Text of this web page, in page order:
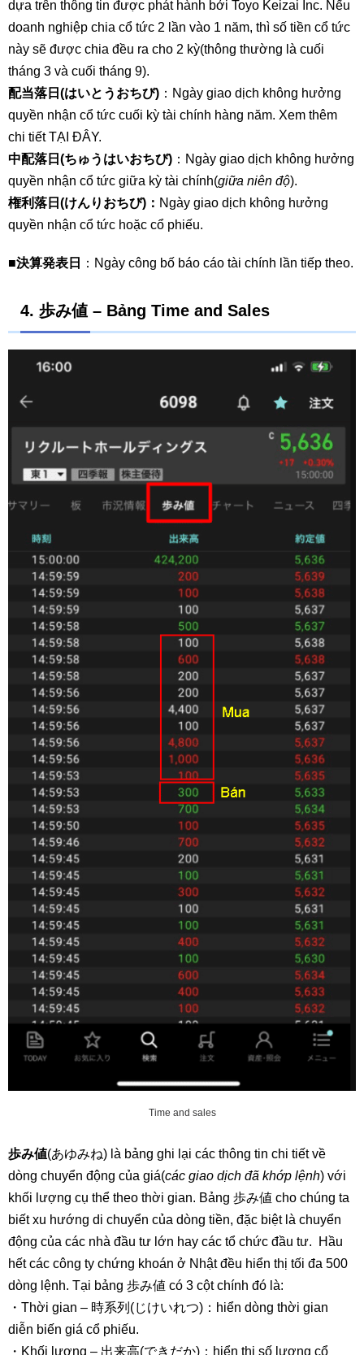
dựa trên thông tin được phát hành bởi Toyo Keizai Inc. Nếu
doanh nghiệp chia cổ tức 2 lần vào 1 năm, thì số tiền cổ tức
này sẽ được chia đều ra cho 2 kỳ(thông thường là cuối
tháng 3 và cuối tháng 9).
配当落日(はいとうおちび) ：Ngày giao dịch không hưởng
quyền nhận cổ tức cuối kỳ tài chính hàng năm. Xem thêm
chi tiết TẠI ĐÂY.
中配落日(ちゅうはいおちび) ：Ngày giao dịch không hưởng
quyền nhận cổ tức giữa kỳ tài chính(giữa niên độ).
権利落日(けんりおちび)： Ngày giao dịch không hưởng
quyền nhận cổ tức hoặc cổ phiếu.
■決算発表日 ：Ngày công bố báo cáo tài chính lần tiếp theo.
4. 歩み値 – Bảng Time and Sales
Time and sales
歩み値(あゆみね) là bảng ghi lại các thông tin chi tiết về
dòng chuyển động của giá(các giao dịch đã khớp lệnh) với
khối lượng cụ thể theo thời gian. Bảng 歩み値 cho chúng ta
biết xu hướng di chuyển của dòng tiền, đặc biệt là chuyển
động của các nhà đầu tư lớn hay các tổ chức đầu tư. Hầu
hết các công ty chứng khoán ở Nhật đều hiển thị tối đa 500
dòng lệnh. Tại bảng 歩み値 có 3 cột chính đó là:
・Thời gian – 時系列(じけいれつ)：hiển dòng thời gian
diễn biến giá cổ phiếu.
・Khối lượng – 出来高(できだか)：hiển thị số lượng cổ